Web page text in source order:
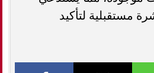
مستقبلية لتأكيد